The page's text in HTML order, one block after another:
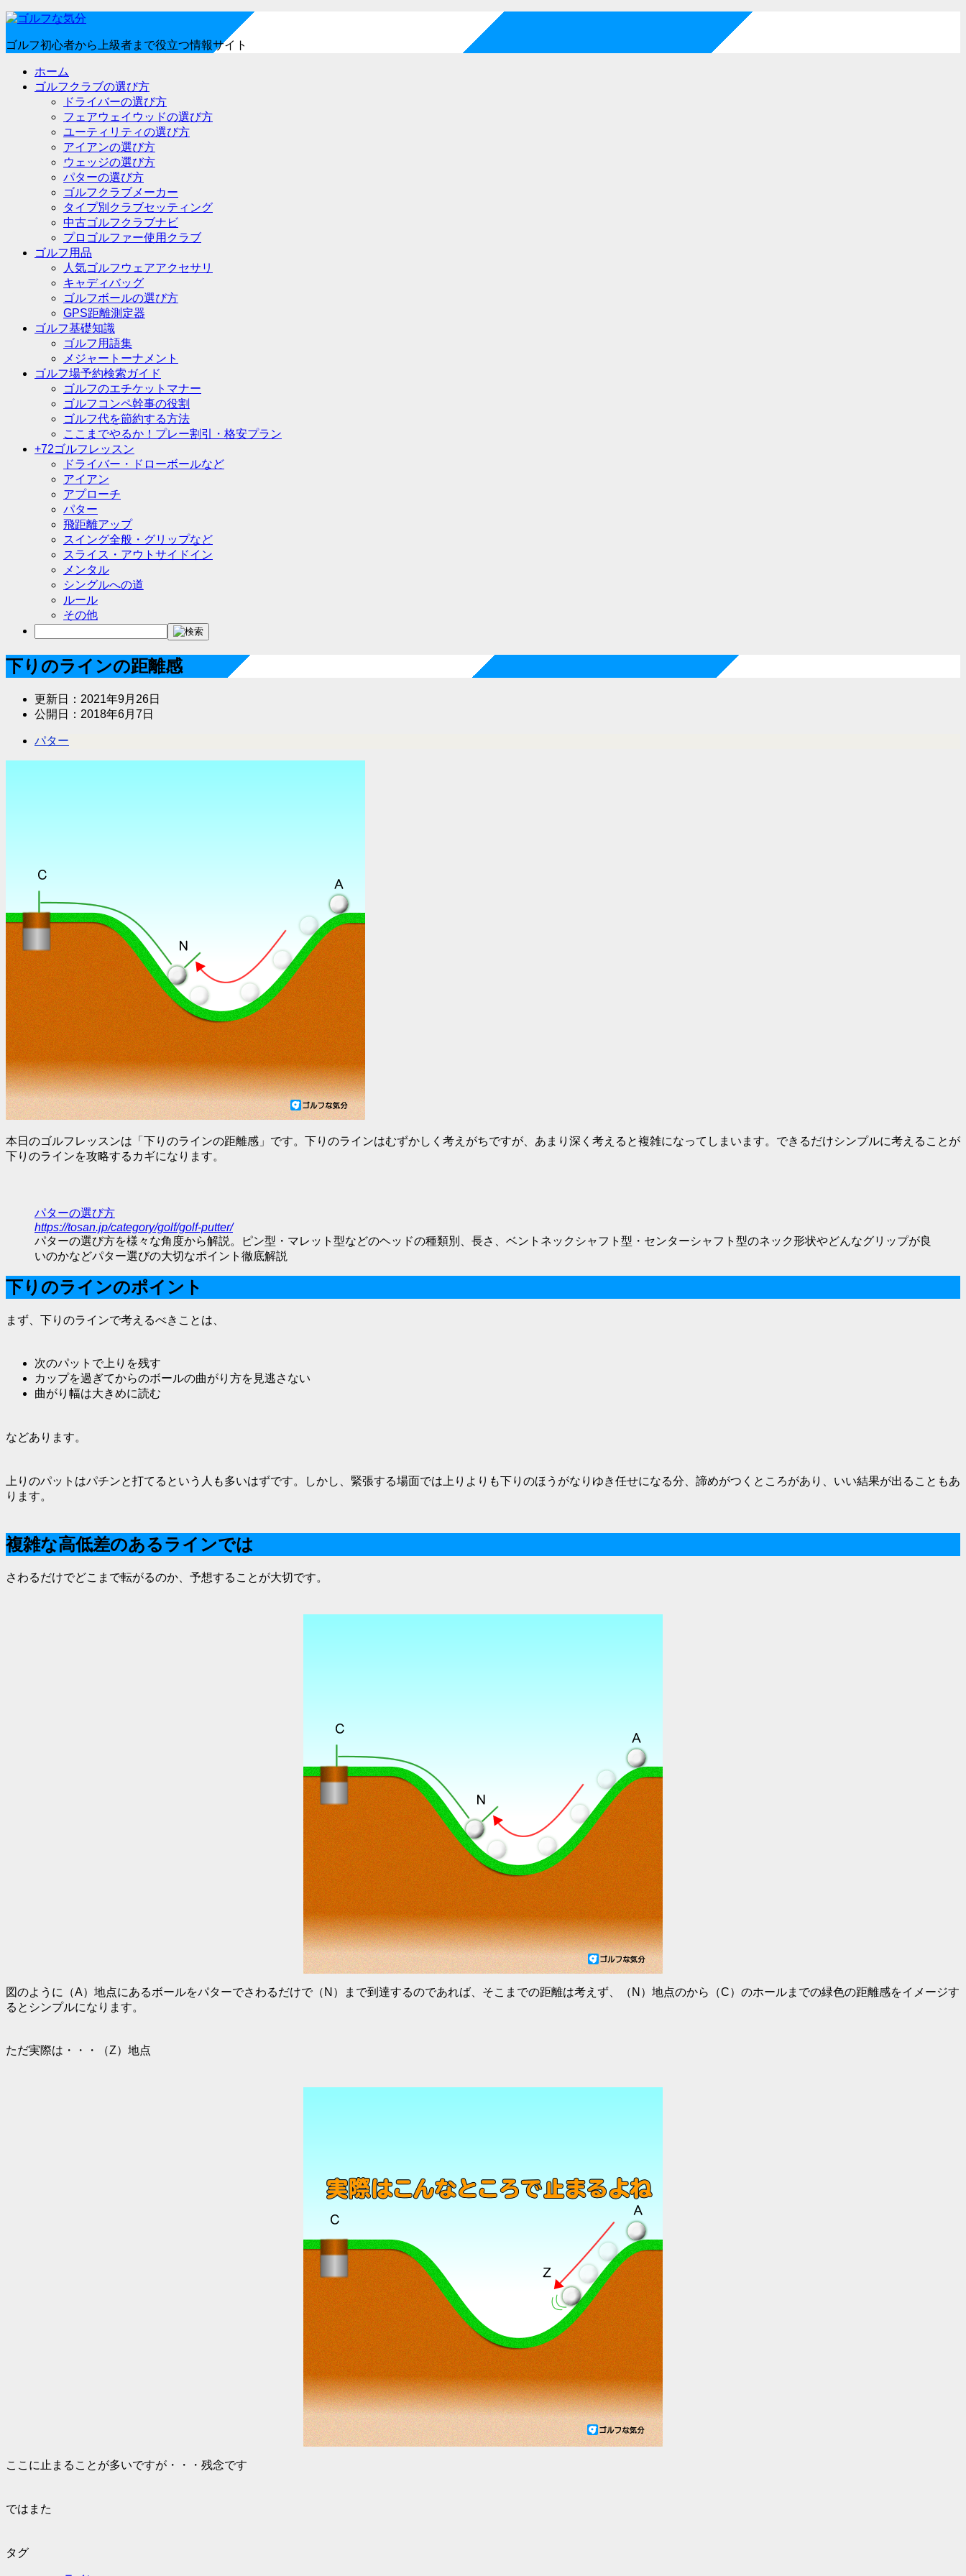
ゴルフ初心者から上級者まで役立つ情報サイト
ホーム
ゴルフクラブの選び方
ドライバーの選び方
フェアウェイウッドの選び方
ユーティリティの選び方
アイアンの選び方
ウェッジの選び方
パターの選び方
ゴルフクラブメーカー
タイプ別クラブセッティング
中古ゴルフクラブナビ
プロゴルファー使用クラブ
ゴルフ用品
人気ゴルフウェアアクセサリ
キャディバッグ
ゴルフボールの選び方
GPS距離測定器
ゴルフ基礎知識
ゴルフ用語集
メジャートーナメント
ゴルフ場予約検索ガイド
ゴルフのエチケットマナー
ゴルフコンペ幹事の役割
ゴルフ代を節約する方法
ここまでやるか！プレー割引・格安プラン
+72ゴルフレッスン
ドライバー・ドローボールなど
アイアン
アプローチ
パター
飛距離アップ
スイング全般・グリップなど
スライス・アウトサイドイン
メンタル
シングルへの道
ルール
その他
下りのラインの距離感
更新日： 2021年9月26日
公開日： 2018年6月7日
パター
本日のゴルフレッスンは「下りのラインの距離感」です。下りのラインはむずかしく考えがちですが、あまり深く考えると複雑になってしまいます。できるだけシンプルに考えることが
下りのラインを攻略するカギになります。
パターの選び方
https://tosan.jp/category/golf/golf-putter/
パターの選び方を様々な角度から解説。ピン型・マレット型などのヘッドの種類別、長さ、ベントネックシャフト型・センターシャフト型のネック形状やどんなグリップが良
いのかなどパター選びの大切なポイント徹底解説
下りのラインのポイント
まず、下りのラインで考えるべきことは、
次のパットで上りを残す
カップを過ぎてからのボールの曲がり方を見逃さない
曲がり幅は大きめに読む
などあります。
上りのパットはパチンと打てるという人も多いはずです。しかし、緊張する場面では上りよりも下りのほうがなりゆき任せになる分、諦めがつくところがあり、いい結果が出ることもあ
ります。
複雑な高低差のあるラインでは
さわるだけでどこまで転がるのか、予想することが大切です。
図のように（A）地点にあるボールをパターでさわるだけで（N）まで到達するのであれば、そこまでの距離は考えず、（N）地点のから（C）のホールまでの緑色の距離感をイメージす
るとシンプルになります。
ただ実際は・・・（Z）地点
ここに止まることが多いですが・・・残念です
ではまた
タグ